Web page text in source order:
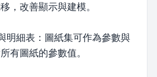
，改善顯示與建模。
明細表：圖紙集可作為參數與
有圖紙的參數值。